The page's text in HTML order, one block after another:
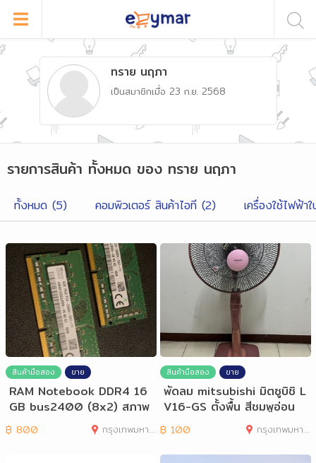
ทราย นฤภา
เป็นสมาชิกเมื่อ 23 ก.ย. 2568
รายการสินค้า ทั้งหมด ของ ทราย นฤภา
ทั้งหมด (5) คอมพิวเตอร์ สินค้าไอที (2) เครื่องใช้ไฟฟ้า
สินค้ามือสอง ขาย
RAM Notebook DDR4 16
GB bus2400 (8x2) สภาพ
ดีมาก
฿ 800 กรุงเทพมหานคร
สินค้ามือสอง ขาย
พัดลม mitsubishi มิตซูบิชิ L
V16-GS ตั้งพื้น สีชมพูอ่อน
฿ 100 กรุงเทพมหานคร